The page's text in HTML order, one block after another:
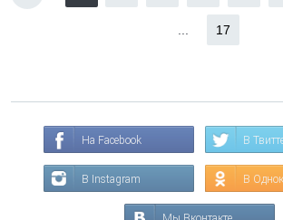
17
На Facebook В
В Instagram В